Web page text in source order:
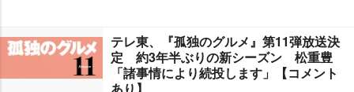
テレ東、『孤独のグルメ』第11弾放送決
定 約3年半ぶりの新シーズン 松重豊
「諸事情により続投します」【コメント
あり】